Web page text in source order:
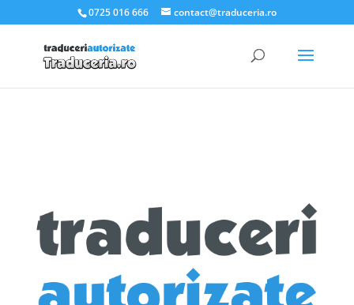
.et_pb_slider_container_inner { padding:0; }
0725 016 666 contact@traduceria.ro